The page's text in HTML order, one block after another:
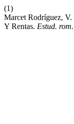
(1)
Marcet Rodríguez,
Y Rentas. Estud. rom.